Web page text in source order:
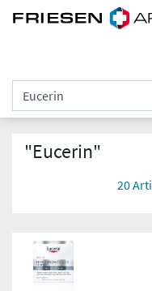
"Eucerin"
20